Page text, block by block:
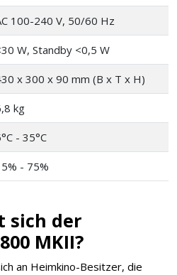
100-240 V, 50/60 Hz
W, Standby <0,5 W
x 300 x 90 mm (B x T x H)
kg
- 35°C
- 75%
sich der
MKII?
an Heimkino-Besitzer, die